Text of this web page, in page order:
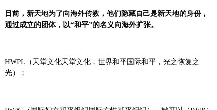
目前，新天地为了向海外传教，他们隐藏自己是新天地的身份，
通过成立的团体，以“和平”的名义向海外扩张。
HWPL（天堂文化天堂文化，世界和平国际和平，光之恢复之
光）；